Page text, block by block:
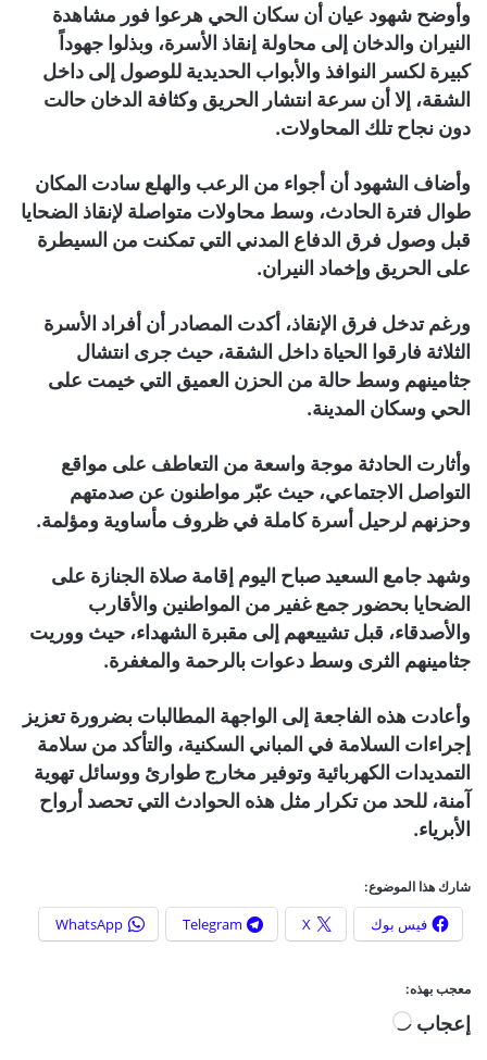
وأوضح شهود عيان أن سكان الحي هرعوا فور مشاهدة
النيران والدخان إلى محاولة إنقاذ الأسرة، وبذلوا جهوداً
كبيرة لكسر النوافذ والأبواب الحديدية للوصول إلى داخل
الشقة، إلا أن سرعة انتشار الحريق وكثافة الدخان حالت
دون نجاح تلك المحاولات.
وأضاف الشهود أن أجواء من الرعب والهلع سادت المكان
طوال فترة الحادث، وسط محاولات متواصلة لإنقاذ الضحايا
قبل وصول فرق الدفاع المدني التي تمكنت من السيطرة
على الحريق وإخماد النيران.
ورغم تدخل فرق الإنقاذ، أكدت المصادر أن أفراد الأسرة
الثلاثة فارقوا الحياة داخل الشقة، حيث جرى انتشال
جثامينهم وسط حالة من الحزن العميق التي خيمت على
الحي وسكان المدينة.
وأثارت الحادثة موجة واسعة من التعاطف على مواقع
التواصل الاجتماعي، حيث عبّر مواطنون عن صدمتهم
وحزنهم لرحيل أسرة كاملة في ظروف مأساوية ومؤلمة.
وشهد جامع السعيد صباح اليوم إقامة صلاة الجنازة على
الضحايا بحضور جمع غفير من المواطنين والأقارب
والأصدقاء، قبل تشييعهم إلى مقبرة الشهداء، حيث ووريت
جثامينهم الثرى وسط دعوات بالرحمة والمغفرة.
وأعادت هذه الفاجعة إلى الواجهة المطالبات بضرورة تعزيز
إجراءات السلامة في المباني السكنية، والتأكد من سلامة
التمديدات الكهربائية وتوفير مخارج طوارئ ووسائل تهوية
آمنة، للحد من تكرار مثل هذه الحوادث التي تحصد أرواح
الأبرياء.
شارك هذا الموضوع:
فيس بوك X
Telegram
WhatsApp
معجب بهذه:
إعجاب